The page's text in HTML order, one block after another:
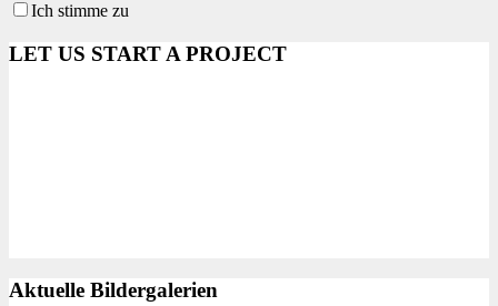
Ich stimme zu
LET US START A PROJECT
Aktuelle Bildergalerien